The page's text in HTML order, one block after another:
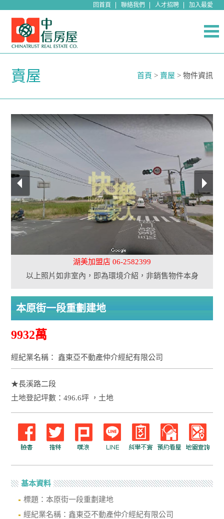
回首頁 聯絡我們 人才招聘 加入最愛
賣屋 首頁 > 賣屋 > 物件資訊
湖美加盟店 06-2582399
以上照片如非室內，即為環境介紹，非銷售物件本身
本原街一段重劃建地
9932萬
經紀業名稱： 鑫東亞不動產仲介經紀有限公司
★長溪路二段
土地登記坪數：496.6坪 ，土地
基本資料
標題：本原街一段重劃建地
經紀業名稱：鑫東亞不動產仲介經紀有限公司